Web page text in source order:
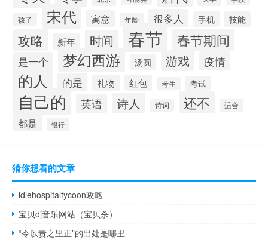
孩子 宋代 寓意 年龄 很多人 手机 技能
攻略 新年 时间 春节 春节期间
是一个 梦幻西游 汤圆 游戏 疫情
的人 的是 礼物 红包 考生 考试
自己的 英语 诗人 诗词 还不 适合
都是 银行
猜你想看的文章
idlehospitaltycoon攻略
宝贝dj音乐网站（宝贝杀）
“令以责之里正”的出处是哪里